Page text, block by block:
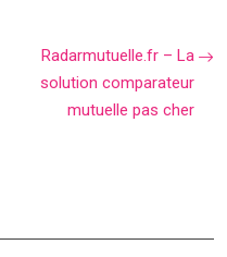
Radarmutuelle.fr – La
solution comparateur
mutuelle pas cher